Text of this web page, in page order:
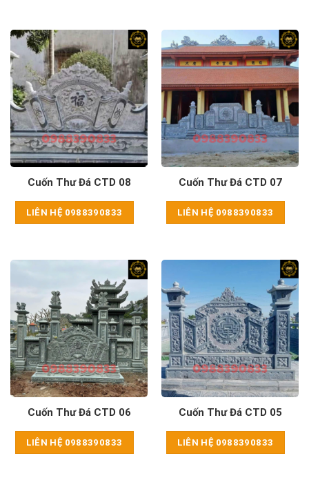
Cuốn Thư Đá CTD 08
LIÊN HỆ 0988390833
Cuốn Thư Đá CTD 07
LIÊN HỆ 0988390833
Cuốn Thư Đá CTD 06
LIÊN HỆ 0988390833
Cuốn Thư Đá CTD 05
LIÊN HỆ 0988390833